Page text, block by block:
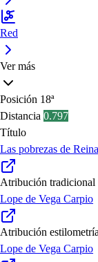
Red
Ver más
Posición 18ª
Distancia 0.797
Título
Las pobrezas de
Atribución tradicional
Lope de Vega Carpio
Atribución estilometría
Lope de Vega Carpio